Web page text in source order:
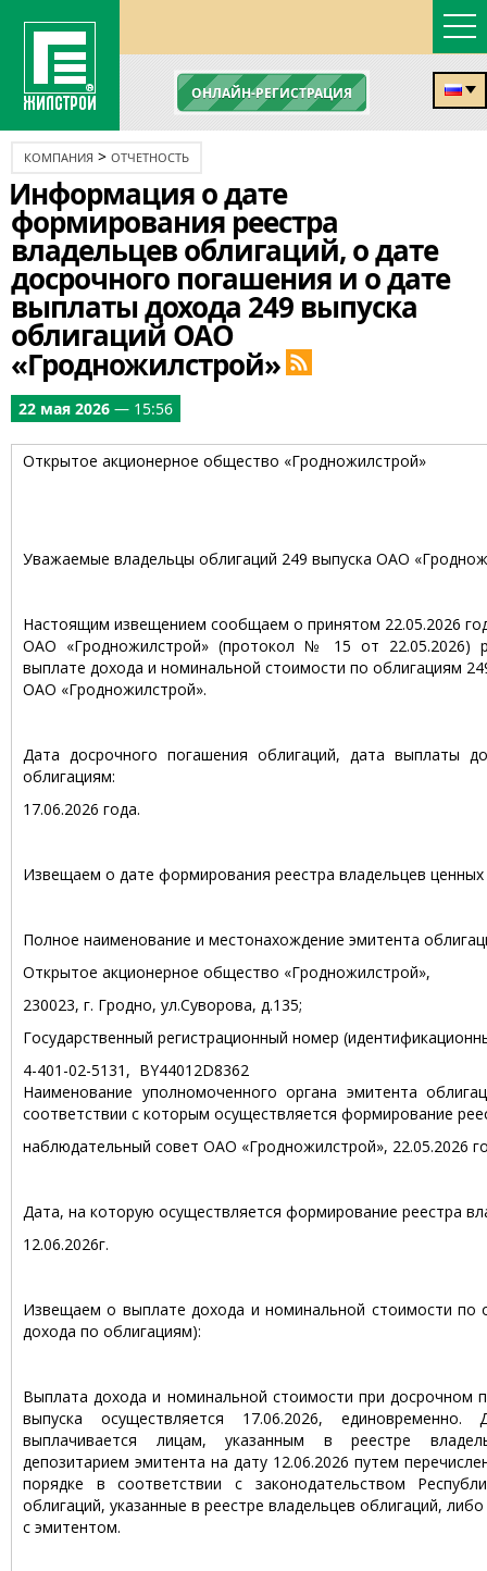
ОНЛАЙН-РЕГИСТРАЦИЯ
КОМПАНИЯ > ОТЧЕТНОСТЬ
Информация о дате
формирования реестра
владельцев облигаций, о дате
досрочного погашения и о дате
выплаты дохода 249 выпуска
облигаций ОАО
«Гродножилстрой»
22 мая 2026 — 15:56
Открытое акционерное общество «Гродножилстрой»
Уважаемые владельцы облигаций 249 выпуска ОАО
Настоящим извещением сообщаем о принятом 22.05.2026
ОАО «Гродножилстрой» (протокол № 15 от 22.05.2026)
выплате дохода и номинальной стоимости по облигациям
ОАО «Гродножилстрой».
Дата досрочного погашения облигаций, дата выплаты
облигациям:
17.06.2026 года.
Извещаем о дате формирования реестра владельцев ценных
Полное наименование и местонахождение эмитента
Открытое акционерное общество «Гродножилстрой»,
230023, г. Гродно, ул.Суворова, д.135;
Государственный регистрационный номер
4-401-02-5131, BY44012D8362
Наименование уполномоченного органа эмитента
соответствии с которым осуществляется формирование
наблюдательный совет ОАО «Гродножилстрой», 22.05.2026
Дата, на которую осуществляется формирование реестра
12.06.2026г.
Извещаем о выплате дохода и номинальной стоимости по
дохода по облигациям):
Выплата дохода и номинальной стоимости при досрочном
выпуска осуществляется 17.06.2026,
выплачивается лицам, указанным в реестре
депозитарием эмитента на дату 12.06.2026 путем
порядке в соответствии с законодательством
облигаций, указанные в реестре владельцев облигаций,
с эмитентом.